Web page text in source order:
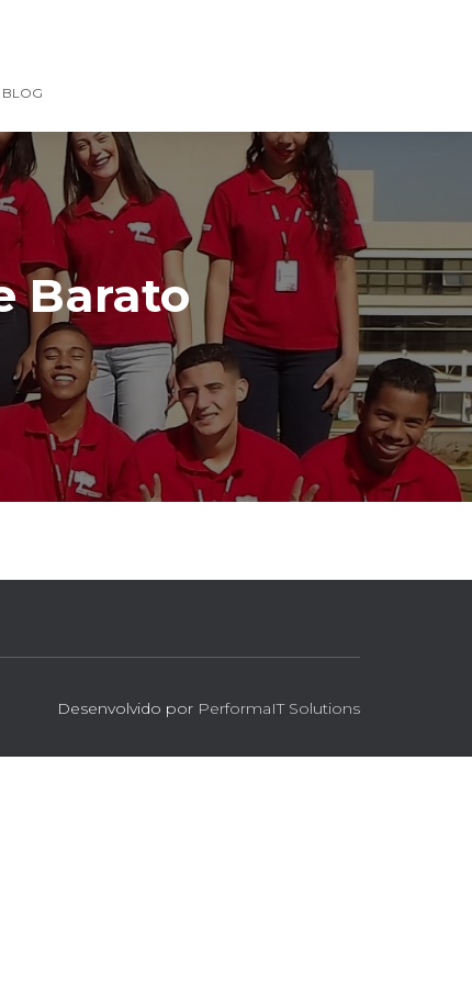
BLOG
Barato
Desenvolvido por PerformaIT Solutions